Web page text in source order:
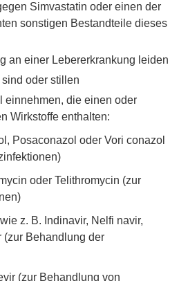
Simvastatin oder einen der
sonstigen Bestandteile dieses
an einer Lebererkrankung leiden
oder stillen
einnehmen, die einen oder
Wirkstoffe enthalten:
Posaconazol oder Vori conazol
oder Telithromycin (zur
z. B. Indinavir, Nelfi navir,
(zur Behandlung der
(zur Behandlung von